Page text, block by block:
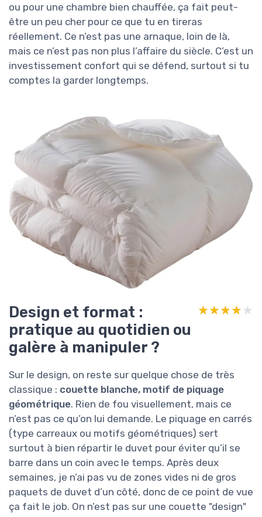
ou pour une chambre bien chauffée, ça fait peut-
être un peu cher pour ce que tu en tireras
réellement. Ce n’est pas une arnaque, loin de là,
mais ce n’est pas non plus l’affaire du siècle. C’est un
investissement confort qui se défend, surtout si tu
comptes la garder longtemps.
Design et format :
pratique au quotidien ou
galère à manipuler ?
★★★★★
★★★★★
Sur le design, on reste sur quelque chose de très
classique : couette blanche, motif de piquage
géométrique. Rien de fou visuellement, mais ce
n’est pas ce qu’on lui demande. Le piquage en carrés
(type carreaux ou motifs géométriques) sert
surtout à bien répartir le duvet pour éviter qu’il se
barre dans un coin avec le temps. Après deux
semaines, je n’ai pas vu de zones vides ni de gros
paquets de duvet d’un côté, donc de ce point de vue
ça fait le job. On n’est pas sur une couette "design"